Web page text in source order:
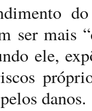
ser mais
ele,
danos.